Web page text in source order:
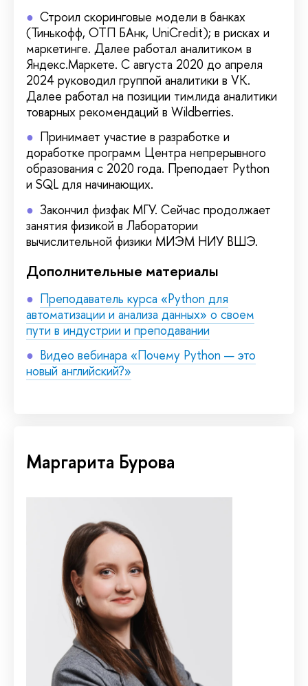
Строил скоринговые модели в банках
(Тинькофф, ОТП БАнк, UniCredit); в рисках и
маркетинге. Далее работал аналитиком в
Яндекс.Маркете. С августа 2020 до апреля
2024 руководил группой аналитики в VK.
Далее работал на позиции тимлида аналитики
товарных рекомендаций в Wildberries.
Принимает участие в разработке и
доработке программ Центра непрерывного
образования с 2020 года. Преподает Python
и SQL для начинающих.
Закончил физфак МГУ. Сейчас продолжает
занятия физикой в Лаборатории
вычислительной физики МИЭМ НИУ ВШЭ.
Дополнительные материалы
Преподаватель курса «Python для
автоматизации и анализа данных» о своем
пути в индустрии и преподавании
Видео вебинара «Почему Python — это
новый английский?»
Маргарита Бурова